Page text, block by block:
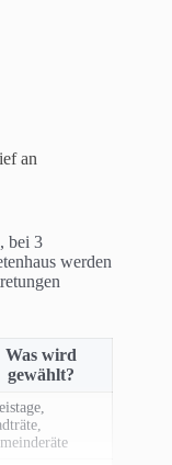
an
bei 3
werden
Was wird
gewählt?